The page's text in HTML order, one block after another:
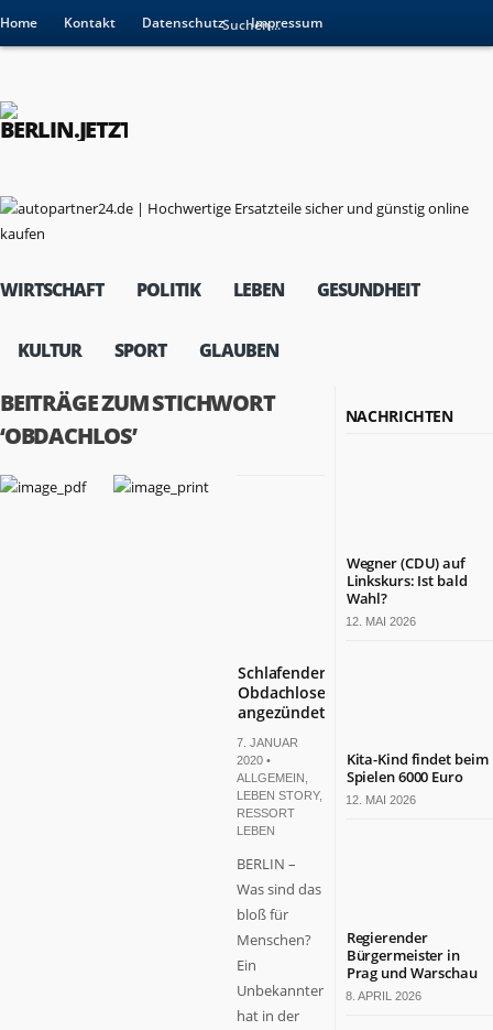
Home Kontakt Datenschutz Impressum
WIRTSCHAFT POLITIK LEBEN GESUNDHEIT
KULTUR SPORT GLAUBEN
BEITRÄGE ZUM STICHWORT
‘OBDACHLOS’
Schlafender
Obdachloser
angezündet
7. JANUAR
2020 •
ALLGEMEIN
LEBEN STORY,
RESSORT
LEBEN
BERLIN –
Was sind das
bloß für
Menschen?
Ein
Unbekannter
hat in der
NACHRICHTEN
Wegner (CDU) auf
Linkskurs: Ist bald
Wahl?
12. MAI 2026
Kita-Kind findet beim
Spielen 6000 Euro
12. MAI 2026
Regierender
Bürgermeister in
Prag und Warschau
8. APRIL 2026